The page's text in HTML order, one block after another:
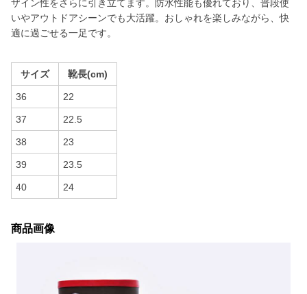
ザイン性をさらに引き立てます。防水性能も優れており、普段使
いやアウトドアシーンでも大活躍。おしゃれを楽しみながら、快
適に過ごせる一足です。
サイズ 靴長(cm)
36 22
37 22.5
38 23
39 23.5
40 24
商品画像